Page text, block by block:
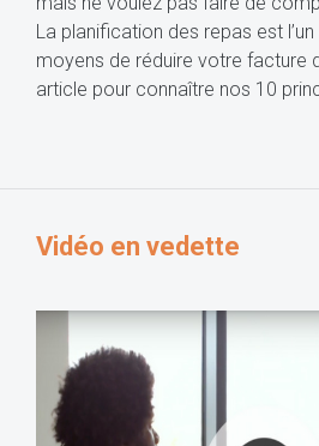
La planification des repas est
moyens de réduire votre facture
article pour connaître nos 10
Vidéo en vedette